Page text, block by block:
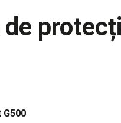
de